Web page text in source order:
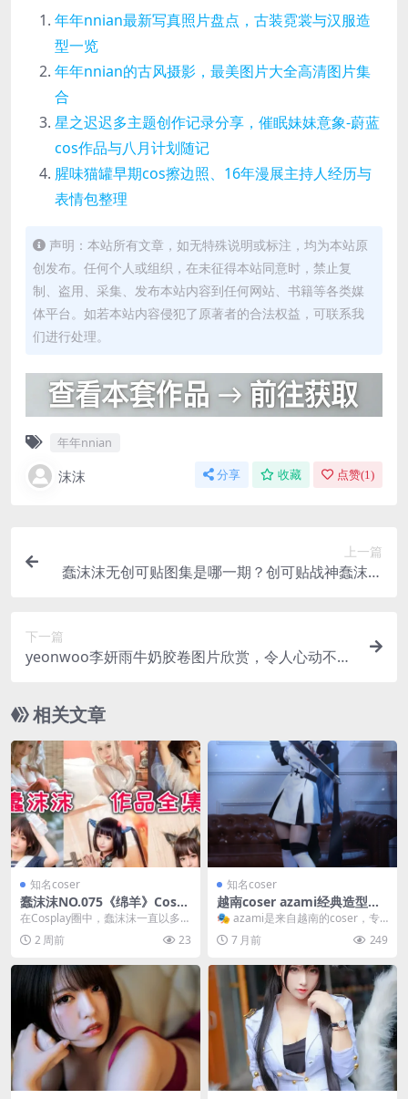
年年nnian最新写真照片盘点，古装霓裳与汉服造
型一览
年年nnian的古风摄影，最美图片大全高清图片集
合
星之迟迟多主题创作记录分享，催眠妹妹意象-蔚蓝
cos作品与八月计划随记
腥味猫罐早期cos擦边照、16年漫展主持人经历与
表情包整理
声明：本站所有文章，如无特殊说明或标注，均为本站原
创发布。任何个人或组织，在未征得本站同意时，禁止复
制、盗用、采集、发布本站内容到任何网站、书籍等各类媒
体平台。如若本站内容侵犯了原著者的合法权益，可联系我
们进行处理。
年年nnian
沫沫 分享 收藏 点赞(1 )
上一篇
蠢沫沫无创可贴图集是哪一期？创可贴战神蠢沫沫
下一篇
yeonwoo李妍雨牛奶胶卷图片欣赏，令人心动不已
相关文章
知名coser
蠢沫沫NO.075《绵羊》Cospl
ay：温柔俏皮的梦幻造型
在Cosplay圈中，蠢沫沫一直以多变
的风格和精致的造型受到粉丝喜
爱。这次带来的...
2 周前 23
知名coser
越南coser azami经典造型盘
点 甘露寺蜜璃cos及兔耳荷官
🎭 azami是来自越南的coser，专
注于动漫角色还原和特色造型创
作。她的作品...
7 月前 249